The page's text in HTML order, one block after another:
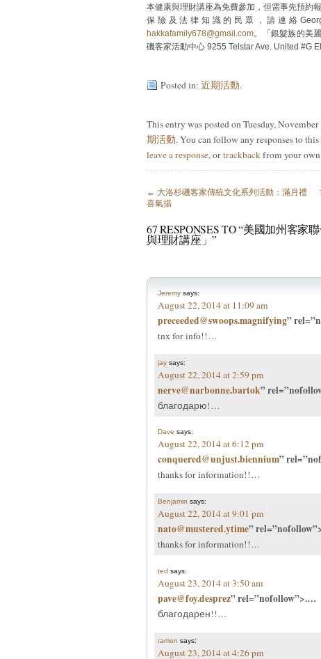
本健康與理財講座為免費參加，但需事先預約
保險及法律知識的民眾，請連絡
hakkafamily678@gmail.com。「銀髮族的美
磯客家活動中心 9255 Telstar Ave. United #G
Posted in: 近期活動.
This entry was posted on Tuesday,
期活動. You can follow any responses to
leave a response, ortrackbackfrom your
← 大洛杉磯客家傳統文化系列活動：滿月禮
喜氣揚
67 RESPONSES TO “美國加州客
與理財講座」”
Jeremy says:
August 22, 2014 at 11:09 am
preceeded@swoops.magnifying”
tnx for info!!…
jay says:
August 22, 2014 at 2:59 pm
nerve@narbonne.bartok”
благодарю!…
Dave says:
August 22, 2014 at 6:12 pm
conquered@unjust.biennium”
thanks for information!!…
Benjamin says:
August 22, 2014 at 9:01 pm
nato@mustered.ytime”
thanks for information!!…
ted says:
August 23, 2014 at 3:50 am
pave@foy.desprez” rel=”nofollow”>.…
благодарен!!…
ramon says:
August 23, 2014 at 4:26 pm